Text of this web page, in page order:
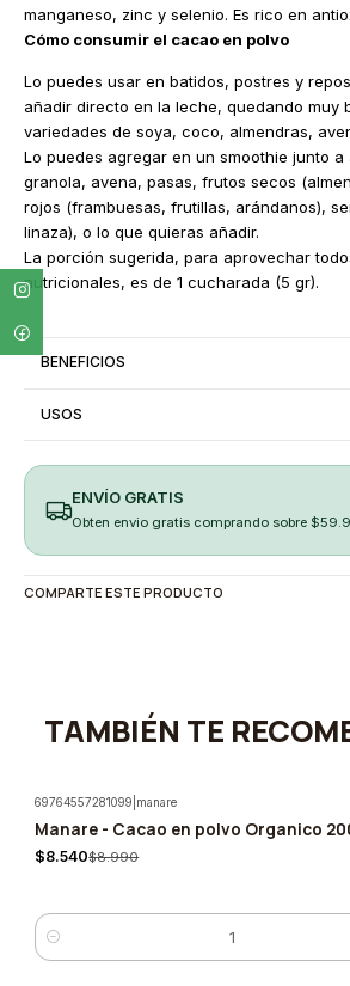
manganeso, zinc y selenio. Es rico en
Cómo consumir el cacao en polvo
Lo puedes usar en batidos, postres y
añadir directo en la leche, quedando muy
variedades de soya, coco, almendras,
Lo puedes agregar en un smoothie junto a
granola, avena, pasas, frutos secos
rojos (frambuesas, frutillas, arándanos),
linaza), o lo que quieras añadir.
La porción sugerida, para aprovechar
nutricionales, es de 1 cucharada (5 gr).
BENEFICIOS
USOS
ENVÍO GRATIS
Obten envio gratis comprando sobre
COMPARTE ESTE PRODUCTO
TAMBIÉN TE
-5%
69764557281099 manare
Manare - Cacao en polvo Organico
$8.540$8.990
Cantidad